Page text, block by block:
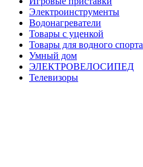
Электроинструменты
Водонагреватели
Товары с уценкой
Товары для водного спорта
Умный дом
ЭЛЕКТРОВЕЛОСИПЕД
Телевизоры